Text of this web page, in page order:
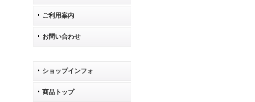
ご利用案内
お問い合わせ
ショップインフォ
商品トップ